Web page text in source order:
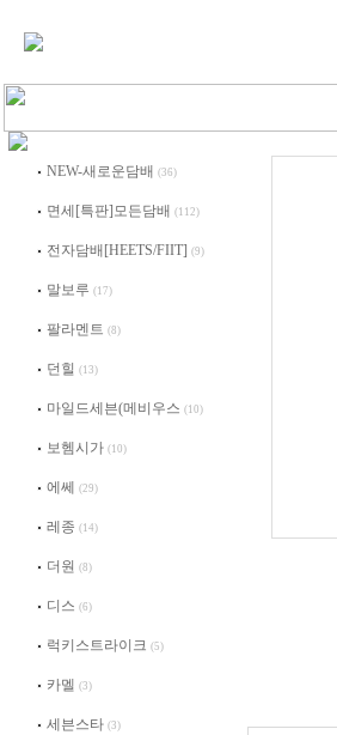
NEW-새로운담배 (36)
면세[특판]모든담배 (112)
전자담배[HEETS/FIIT] (9)
말보루 (17)
팔라멘트 (8)
던힐 (13)
마일드세븐(메비우스 (10)
보헴시가 (10)
에쎄 (29)
레종 (14)
더원 (8)
디스 (6)
럭키스트라이크 (5)
카멜 (3)
세븐스타 (3)